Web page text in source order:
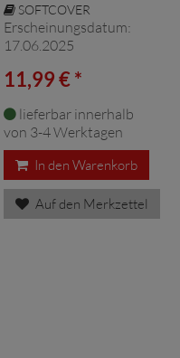
SOFTCOVER
Erscheinungsdatum:
17.06.2025
11,99 € *
lieferbar innerhalb
von 3-4 Werktagen
In den Warenkorb
Auf den Merkzettel